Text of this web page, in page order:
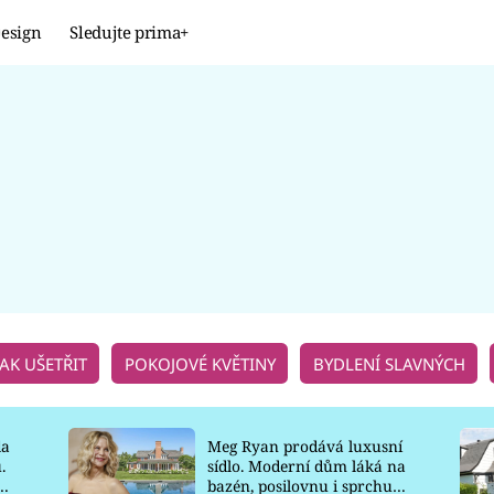
Sledujte prima+
UŠETŘIT POKOJOVÉ KVĚTINY BYDLENÍ SLAVNÝCH
Meg Ryan prodává luxusní
sídlo. Moderní dům láká na
bazén, posilovnu i sprchu